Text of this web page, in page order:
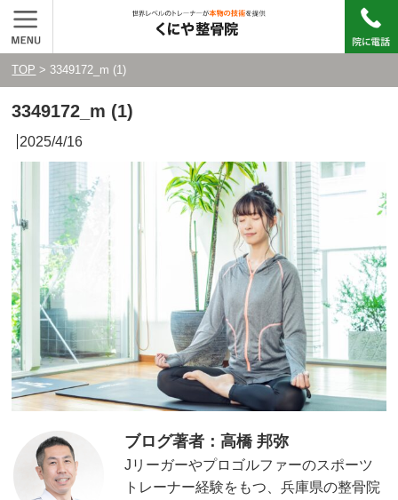
TOP > 3349172_m (1)
3349172_m (1)
2025/4/16
ブログ著者：高橋 邦弥
Jリーガーやプロゴルファーのスポーツ
トレーナー経験をもつ、兵庫県の整骨院